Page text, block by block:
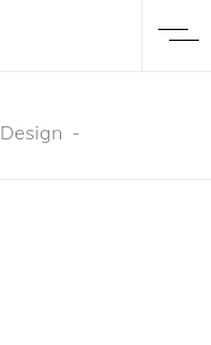
Design -